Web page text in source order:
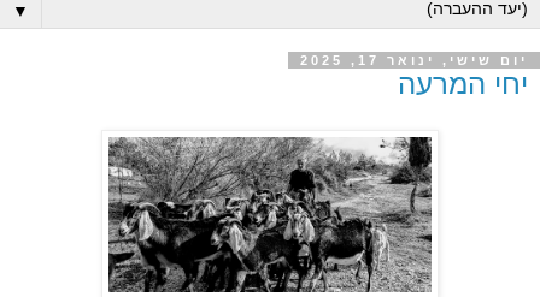
▼
יום שישי, ינואר 17, 2025
יחי המרעה